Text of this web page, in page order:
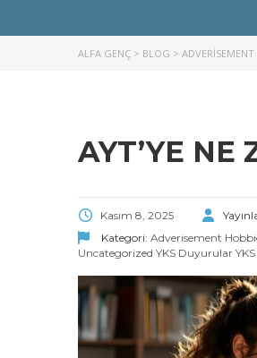
ALFA GENÇ > BLOG > ADVERISEMENT
AYT’YE
Kasım 8, 2025
Kategori: Adverisement
Uncategorized YKS Duyurular